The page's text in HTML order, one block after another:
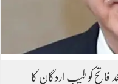
محمد فاتح کو طیب اردگان کا